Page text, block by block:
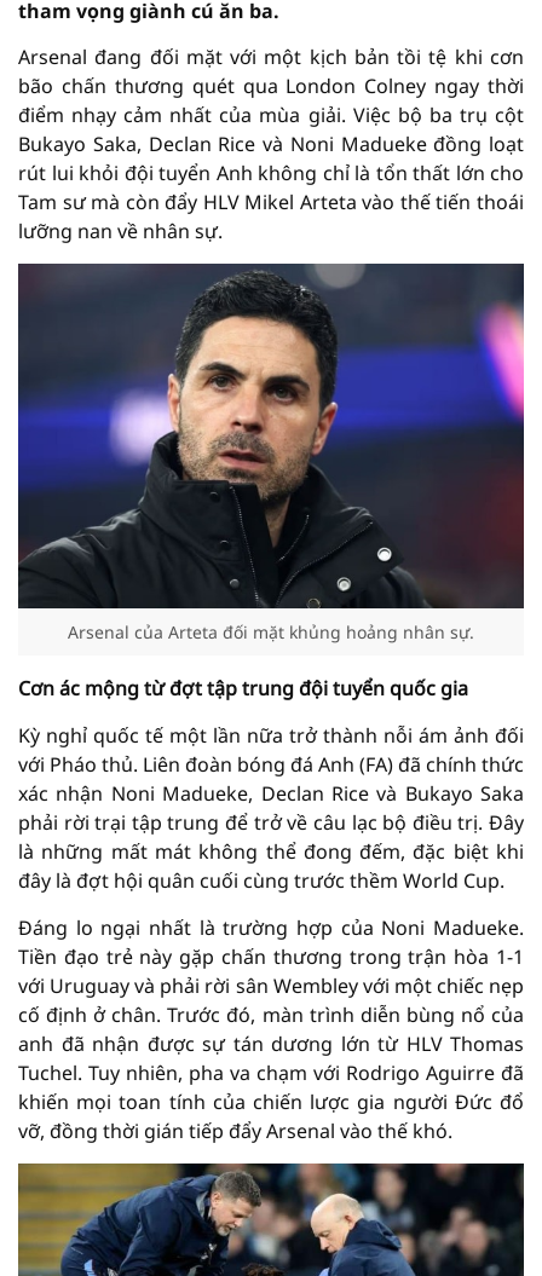
tham vọng giành cú ăn ba.
Arsenal đang đối mặt với một kịch bản tồi tệ khi cơn
bão chấn thương quét qua London Colney ngay thời
điểm nhạy cảm nhất của mùa giải. Việc bộ ba trụ cột
Bukayo Saka, Declan Rice và Noni Madueke đồng loạt
rút lui khỏi đội tuyển Anh không chỉ là tổn thất lớn cho
Tam sư mà còn đẩy HLV Mikel Arteta vào thế tiến thoái
lưỡng nan về nhân sự.
Arsenal của Arteta đối mặt khủng hoảng nhân sự.
Cơn ác mộng từ đợt tập trung đội tuyển quốc gia
Kỳ nghỉ quốc tế một lần nữa trở thành nỗi ám ảnh đối
với Pháo thủ. Liên đoàn bóng đá Anh (FA) đã chính thức
xác nhận Noni Madueke, Declan Rice và Bukayo Saka
phải rời trại tập trung để trở về câu lạc bộ điều trị. Đây
là những mất mát không thể đong đếm, đặc biệt khi
đây là đợt hội quân cuối cùng trước thềm World Cup.
Đáng lo ngại nhất là trường hợp của Noni Madueke.
Tiền đạo trẻ này gặp chấn thương trong trận hòa 1-1
với Uruguay và phải rời sân Wembley với một chiếc nẹp
cố định ở chân. Trước đó, màn trình diễn bùng nổ của
anh đã nhận được sự tán dương lớn từ HLV Thomas
Tuchel. Tuy nhiên, pha va chạm với Rodrigo Aguirre đã
khiến mọi toan tính của chiến lược gia người Đức đổ
vỡ, đồng thời gián tiếp đẩy Arsenal vào thế khó.